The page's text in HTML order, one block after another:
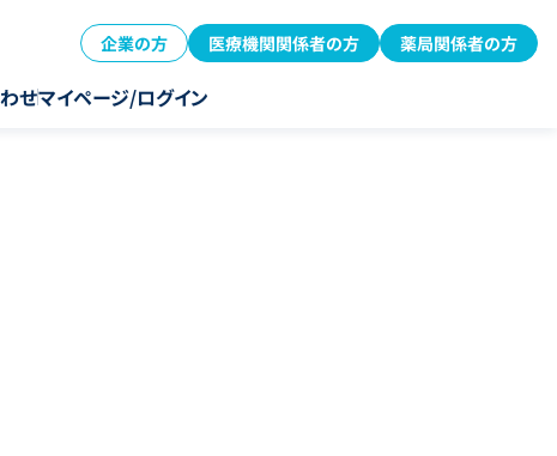
企業の方 医療機関関係者の方 薬局関係者の方
せマイページ/ログイン